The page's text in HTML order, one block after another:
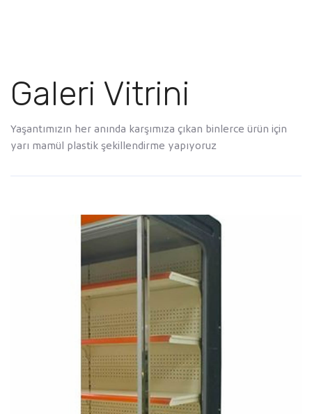
Galeri Vitrini
Yaşantımızın her anında karşımıza çıkan binlerce ürün için
yarı mamül plastik şekillendirme yapıyoruz